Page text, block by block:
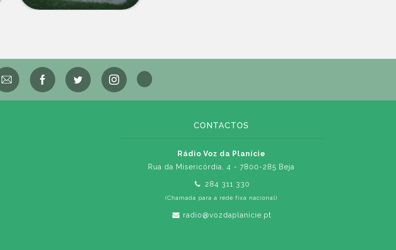
CONTACTOS
Rádio Voz da Planície
Rua da Misericórdia, 4 - 7800-285 Beja
284 311 330
(Chamada para a rede fixa nacional)
radio@vozdaplanicie.pt